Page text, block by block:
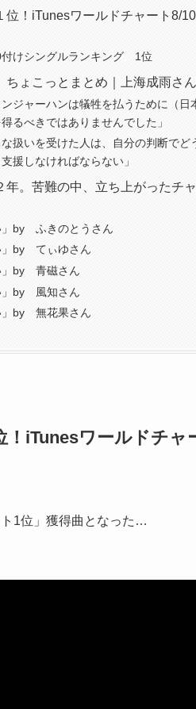
！iTunesワールドチャート8/
付けシングルランキング 1位
ょこっとまとめ｜上海成雨さん
ジャーハンは犠牲を払うために（日
るべきではありませんでした」
扱いを受けた人は、自分の判断でど
援しなければならない」
。苦難の中、立ち上がったチ
」by ふきのとうさん
」by てぃゆさん
」by 青磁さん
」by 風知さん
」by 無花果さん
iTunesワールドチャ
1位」獲得曲となった…